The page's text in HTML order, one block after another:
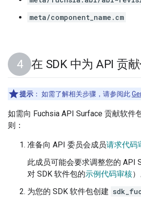
meta/component_name.cm
在 SDK 中为 API 贡
提示 ： 如需了解相关步骤，请参阅此
如需向 Fuchsia API Surface 贡献软件
则：
准备向 API 委员会成员请求代码
此成员可能会要求调整您的 API
对 SDK 软件包的示例代码审核）
为您的 SDK 软件包创建